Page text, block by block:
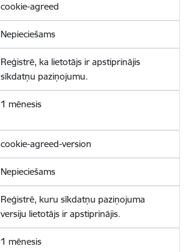
cookie-agreed
Nepieciešams
Reģistrē, ka lietotājs ir apstiprinājis
sīkdatņu paziņojumu.
1 mēnesis
cookie-agreed-version
Nepieciešams
Reģistrē, kuru sīkdatņu paziņojuma
versiju lietotājs ir apstiprinājis.
1 mēnesis